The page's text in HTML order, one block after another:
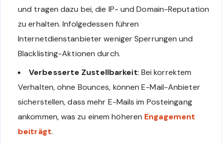
und tragen dazu bei, die IP- und Domain-Reputation
zu erhalten. Infolgedessen führen
Internetdienstanbieter weniger Sperrungen und
Blacklisting-Aktionen durch.
Verbesserte Zustellbarkeit: Bei korrektem
Verhalten, ohne Bounces, können E-Mail-Anbieter
sicherstellen, dass mehr E-Mails im Posteingang
ankommen, was zu einem höheren Engagement
beiträgt.